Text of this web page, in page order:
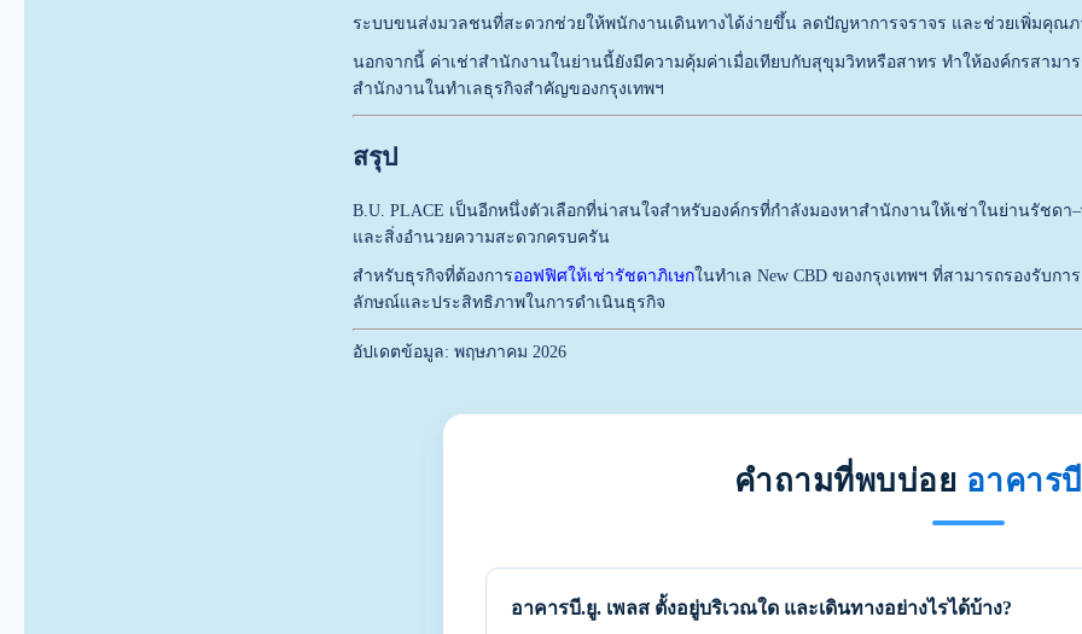
ระบบขนส่งมวลชนที่สะดวกช่วยให้พนักงานเดินทางได้ง่ายขึ้น ลดปัญหาการจราจร และช่วยเพิ่มคุณ
นอกจากนี้ ค่าเช่าสำนักงานในย่านนี้ยังมีความคุ้มค่าเมื่อเทียบกับสุขุมวิทหรือสาทร ทำให้องค์กรสาม
สำนักงานในทำเลธุรกิจสำคัญของกรุงเทพฯ
สรุป
B.U. PLACE เป็นอีกหนึ่งตัวเลือกที่น่าสนใจสำหรับองค์กรที่กำลังมองหาสำนักงานให้เช่าในย่านรัชด
และสิ่งอำนวยความสะดวกครบครัน
สำหรับธุรกิจที่ต้องการออฟฟิศให้เช่ารัชดาภิเษกในทำเล New CBD ของกรุงเทพฯ ที่สามารถรองรับ
ลักษณ์และประสิทธิภาพในการดำเนินธุรกิจ
อัปเดตข้อมูล: พฤษภาคม 2026
คำถามที่พบบ่อย อาคาร
อาคารบี.ยู. เพลส ตั้งอยู่บริเวณใด และเดินทางอย่างไรได้บ้าง?